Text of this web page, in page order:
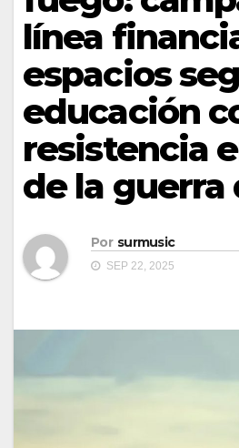
línea
espacios
educación
resistencia
de la guerra
Por surmusic
SEP 22, 2025